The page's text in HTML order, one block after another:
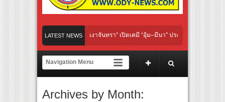
LATEST NEWS
Her Rules ใต้เงาจันทรา” เปิดเคมี “อุ้ม–มีนา” ประกบคู่ครั้งสำคัญ ชวนแฟนปักหมุ
อาย เลิกเงียบ เลิกชะล่าใจ” เรื่อง HPV ในแคมเปญ “HPV ไม่เป็นไร…ไม่ได้”
ยร์ สู่ทีมชาติไทย ชวนแฟนลูกยางใกล้ชิดนักตบสาวทีมชาติไทย 15 ส.ค.นี้
ะดับโลก “ปู่ม่านย่าม่าน” เรียนรู้นวัตกรรมผักเชียงดาใน “หอมแผ่นดินฯ”
Archives by Month: